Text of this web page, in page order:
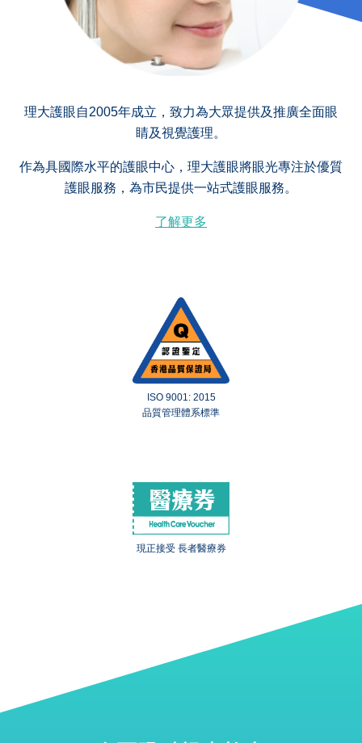
理大護眼自2005年成立，致力為大眾提供及推廣全面眼
睛及視覺護理。
作為具國際水平的護眼中心，理大護眼將眼光專注於優質
護眼服務，為市民提供一站式護眼服務。
了解更多
ISO 9001: 2015
品質管理體系標準
現正接受 長者醫療券